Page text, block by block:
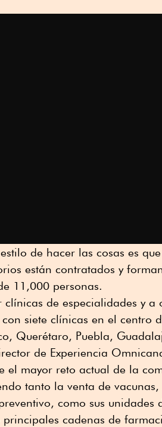
de hacer las cosas es
están contratados y
11,000 personas.
de especialidades y a
siete clínicas en el centro
Querétaro, Puebla,
de Experiencia
el mayor reto actual de la
tanto la venta de vacunas,
como sus unidades
cadenas de